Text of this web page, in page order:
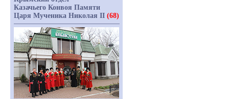
Казачьего Конвоя Памяти
Царя Мученика Николая II (68)